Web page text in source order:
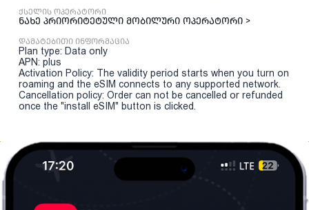
ქსელის ოპერატორი
ნახე პრიორიტეტული მობილური ოპერატორი >
დამატებითი ინფორმაცია
Plan type: Data only
APN: plus
Activation Policy: The validity period starts when you turn on
roaming and the eSIM connects to any supported network.
Cancellation policy: Order can not be cancelled or refunded
once the "install eSIM" button is clicked.